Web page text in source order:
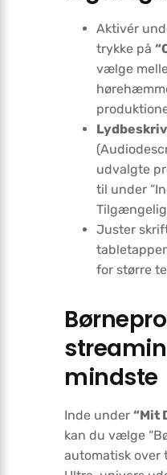
Aktivér
trykke på
vælge
udvalgte
til under
Juster
for større
mindste
Inde under “Mit
kan du vælge
automatisk over